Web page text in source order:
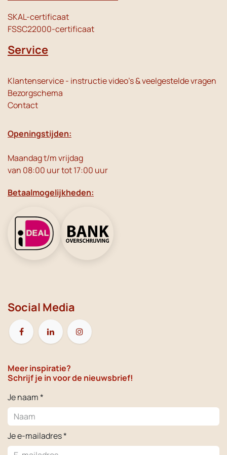
SKAL-certificaat
FSSC22000-certificaat
Service
Klantenservice - instructie video's & veelgestelde vragen
Bezorgschema
Contact
Openingstijden:
Maandag t/m vrijdag
van 08:00 uur tot 17:00 uur
Betaalmogelijkheden:
Social Media
Meer inspiratie?
Schrijf je in voor de nieuwsbrief!
Je naam *
Je e-mailadres *